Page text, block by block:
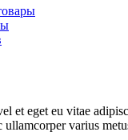
et eget eu vitae
ullamcorper varius